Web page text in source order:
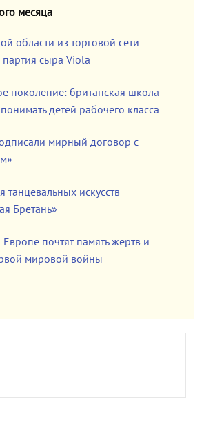
месяца
области из торговой сети
партия сыра Viola
поколение: британская школа
детей рабочего класса
мирный договор с
танцевальных искусств
Бретань»
почтят память жертв и
мировой войны